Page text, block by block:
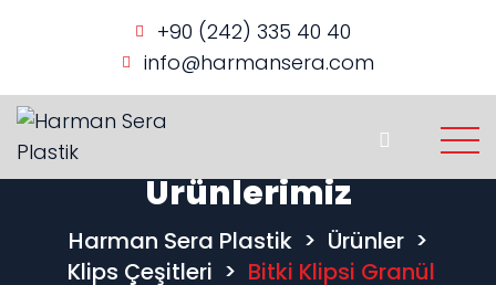
+90 (242) 335 40 40
info@harmansera.com
Ürünlerimiz
Harman Sera Plastik > Ürünler >
Klips Çeşitleri > Bitki Klipsi Granül